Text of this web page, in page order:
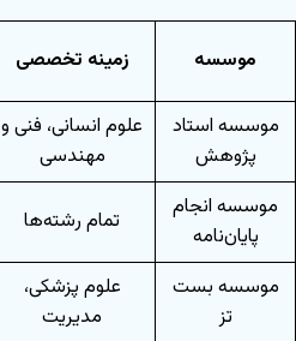
موسسه زمینه تخصصی
موسسه استاد
پژوهش
علوم انسانی، فنی و
مهندسی
موسسه انجام
پایان‌نامه
تمام رشته‌ها
موسسه بست
تز
علوم پزشکی،
مدیریت